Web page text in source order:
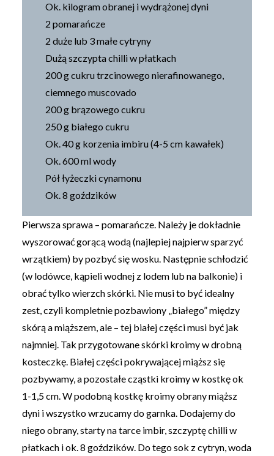
Ok. kilogram obranej i wydrążonej dyni
2 pomarańcze
2 duże lub 3 małe cytryny
Dużą szczypta chilli w płatkach
200 g cukru trzcinowego nierafinowanego,
ciemnego muscovado
200 g brązowego cukru
250 g białego cukru
Ok. 40 g korzenia imbiru (4-5 cm kawałek)
Ok. 600 ml wody
Pół łyżeczki cynamonu
Ok. 8 goździków
Pierwsza sprawa – pomarańcze. Należy je dokładnie
wyszorować gorącą wodą (najlepiej najpierw sparzyć
wrzątkiem) by pozbyć się wosku. Następnie schłodzić
(w lodówce, kąpieli wodnej z lodem lub na balkonie) i
obrać tylko wierzch skórki. Nie musi to być idealny
zest, czyli kompletnie pozbawiony „białego” między
skórą a miąższem, ale – tej białej części musi być jak
najmniej. Tak przygotowane skórki kroimy w drobną
kosteczkę. Białej części pokrywającej miąższ się
pozbywamy, a pozostałe cząstki kroimy w kostkę ok
1-1,5 cm. W podobną kostkę kroimy obrany miąższ
dyni i wszystko wrzucamy do garnka. Dodajemy do
niego obrany, starty na tarce imbir, szczyptę chilli w
płatkach i ok. 8 goździków. Do tego sok z cytryn, woda